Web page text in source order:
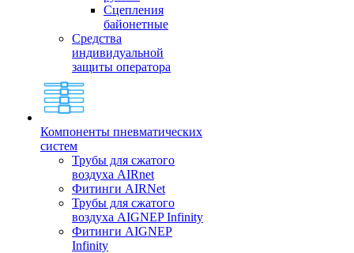
Сцепления
байонетные
Средства
индивидуальной
защиты оператора
Компоненты пневматических
систем
Трубы для сжатого
воздуха AIRnet
Фитинги AIRNet
Трубы для сжатого
воздуха AIGNEP Infinity
Фитинги AIGNEP
Infinity